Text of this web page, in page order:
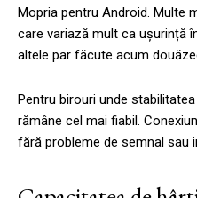
Mopria pentru Android. Multe
care variază mult ca ușurință
altele par făcute acum
Pentru birouri unde
rămâne cel mai fiabil.
fără probleme de semnal sau